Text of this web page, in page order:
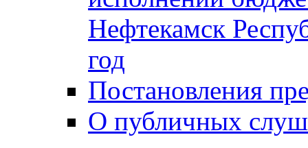
Нефтекамск
год
Постановления
О публичных